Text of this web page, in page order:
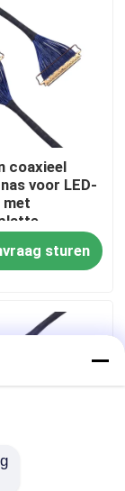
coaxieel
voor LED-
met
van
sturen